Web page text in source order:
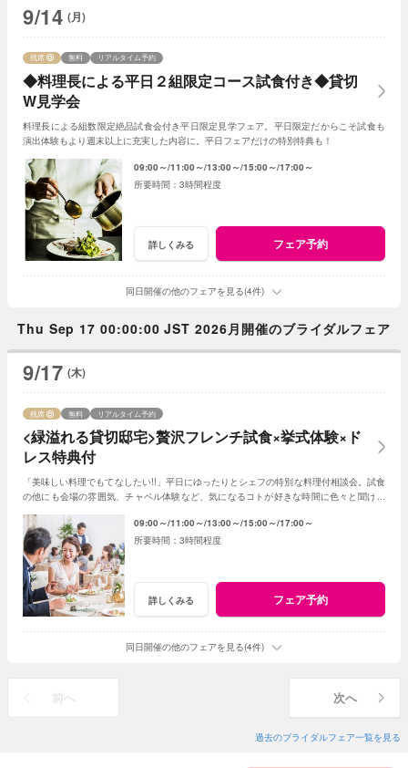
9/14 (月)
◆料理長による平日２組限定コース試食付き◆貸切
W見学会
残席 無料 リアルタイム予約
料理長による組数限定絶品試食会付き平日限定見学フェア。平日限定だからこそ試食も
演出体験もより週末以上に充実した内容に。平日フェアだけの特別特典も！
09:00～ 11:00～ 13:00～ 15:00～ 17:00～
3時間程度
詳しくみる フェア予約
同日開催の他のフェアを見る(4件)
Thu Sep 17 00:00:00 JST 2026月開催のブライダルフェア
9/17 (木)
<緑溢れる貸切邸宅>贅沢フレンチ試食×挙式体験×ド
レス特典付
残席 無料 リアルタイム予約
「美味しい料理でもてなしたい!!」平日にゆったりとシェフの特別な料理付相談会。試食
の他にも会場の雰囲気、チャペル体験など、気になるコトが好きな時間に色々と聞けま
09:00～ 11:00～ 13:00～ 15:00～ 17:00～
3時間程度
詳しくみる フェア予約
同日開催の他のフェアを見る(4件)
前へ 次へ
過去のブライダルフェア一覧を見る